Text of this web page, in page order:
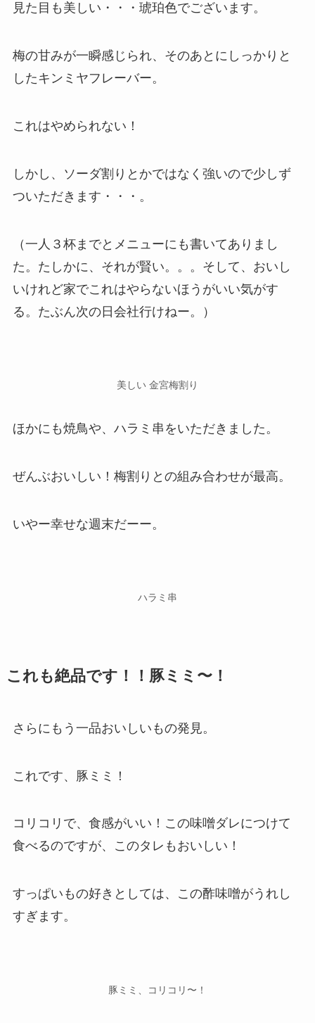
見た目も美しい・・・琥珀色でございます。
梅の甘みが一瞬感じられ、そのあとにしっかりと
したキンミヤフレーバー。
これはやめられない！
しかし、ソーダ割りとかではなく強いので少しず
ついただきます・・・。
（一人３杯までとメニューにも書いてありまし
た。たしかに、それが賢い。。。そして、おいし
いけれど家でこれはやらないほうがいい気がす
る。たぶん次の日会社行けねー。）
美しい 金宮梅割り
ほかにも焼鳥や、ハラミ串をいただきました。
ぜんぶおいしい！梅割りとの組み合わせが最高。
いやー幸せな週末だーー。
ハラミ串
これも絶品です！！豚ミミ〜！
さらにもう一品おいしいもの発見。
これです、豚ミミ！
コリコリで、食感がいい！この味噌ダレにつけて
食べるのですが、このタレもおいしい！
すっぱいもの好きとしては、この酢味噌がうれし
すぎます。
豚ミミ、コリコリ〜！